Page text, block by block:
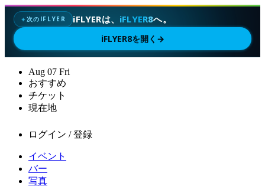
✦次のIFLYER iFLYERは、 iFLYER8へ。
iFLYER8を開く →
Aug 07 Fri
おすすめ
チケット
現在地
ログイン / 登録
イベント
バー
写真